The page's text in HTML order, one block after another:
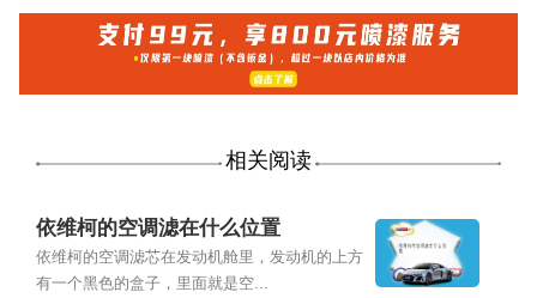
相关阅读
依维柯的空调滤在什么位置
依维柯的空调滤芯在发动机舱里，发动机的上方
有一个黑色的盒子，里面就是空...